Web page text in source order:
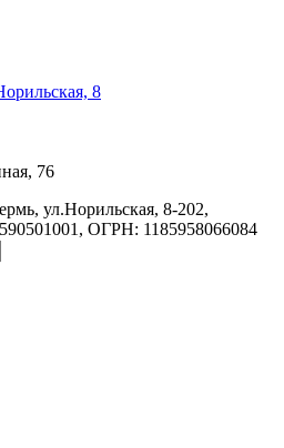
8
76
ул.Норильская, 8-202,
ОГРН: 1185958066084